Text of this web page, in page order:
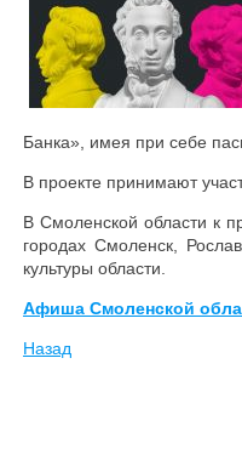
Банка», имея при себе
В проекте принимают
В Смоленской области к
городах Смоленск,
культуры области.
Афиша Смоленской
Назад